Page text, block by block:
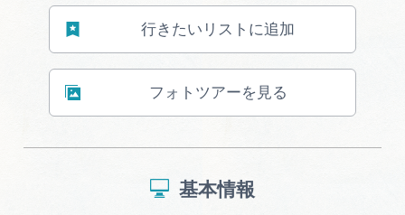
行きたいリストに追加
フォトツアーを見る
基本情報